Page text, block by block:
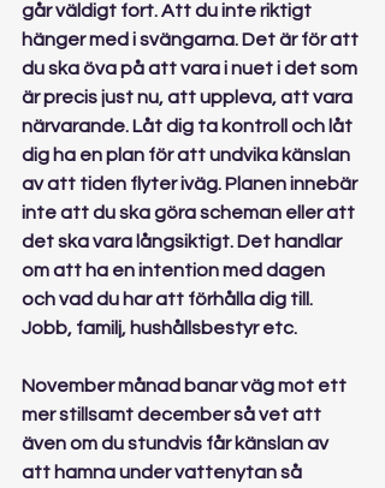
går väldigt fort. Att du inte riktigt
hänger med i svängarna. Det är för att
du ska öva på att vara i nuet i det som
är precis just nu, att uppleva, att vara
närvarande. Låt dig ta kontroll och låt
dig ha en plan för att undvika känslan
av att tiden flyter iväg. Planen innebär
inte att du ska göra scheman eller att
det ska vara långsiktigt. Det handlar
om att ha en intention med dagen
och vad du har att förhålla dig till.
Jobb, familj, hushållsbestyr etc.
November månad banar väg mot ett
mer stillsamt december så vet att
även om du stundvis får känslan av
att hamna under vattenytan så